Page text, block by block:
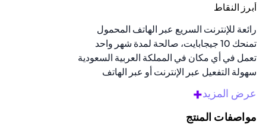
أبرز النقاط
رائعة للإنترنت السريع عبر الهاتف المحمول
تمنحك 10 جيجابايت، صالحة لمدة شهر واحد
تعمل في أي مكان في المملكة العربية السعودية
سهولة التفعيل عبر الإنترنت أو عبر الهاتف
يتم إرسالها على الفور عبر رمز بريد إلكتروني آمن
اشترِ قسيمة شحن الانترنت باللون الأزرق. مثالية لأي شخص يحتاج إلى
عرض المزيد+
مواصفات المنتج